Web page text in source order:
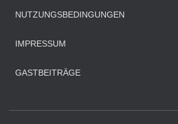
NUTZUNGSBEDINGUNGEN
IMPRESSUM
GASTBEITRÄGE